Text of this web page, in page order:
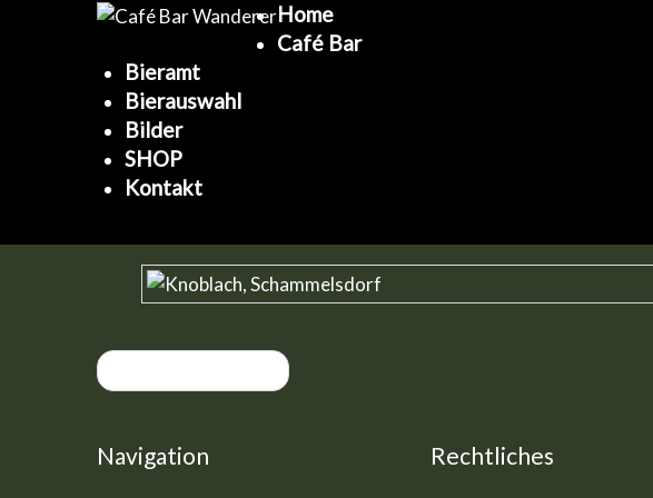
Home
Café Bar
Bieramt
Bierauswahl
Bilder
SHOP
Kontakt
Navigation Rechtliches